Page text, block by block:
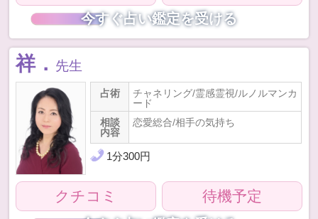
今すぐ占い鑑定を受ける
祥． 先生
占術
チャネリング/霊感霊視/ルノルマンカ
ード
相談
内容
恋愛総合/相手の気持ち
1分300円
クチコミ 待機予定